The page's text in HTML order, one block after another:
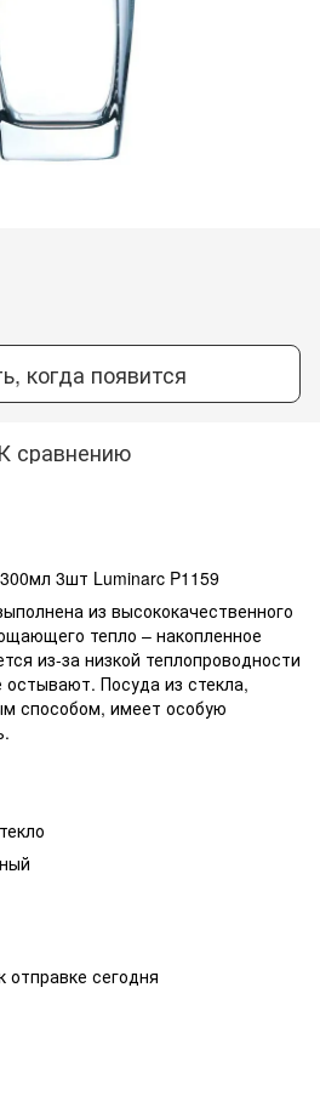
когда появится
К сравнению
3шт Luminarc P1159
из высококачественного
тепло – накопленное
из-за низкой теплопроводности
остывают. Посуда из стекла,
способом, имеет особую
отправке сегодня